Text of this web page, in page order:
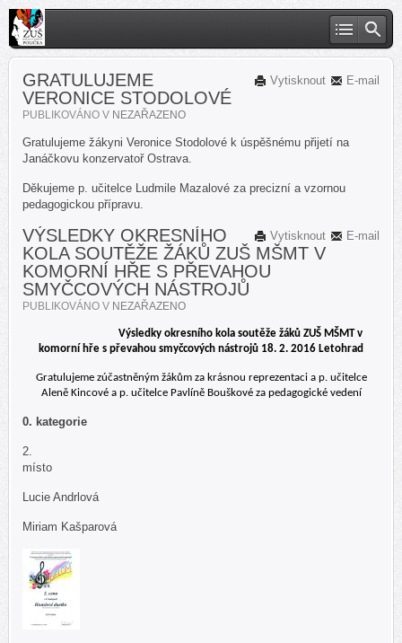
E-mail
Vytisknout
GRATULUJEME
VERONICE STODOLOVÉ
PUBLIKOVÁNO V NEZAŘAZENO
Gratulujeme žákyni Veronice Stodolové k úspěšnému přijetí na
Janáčkovu konzervatoř Ostrava.
Děkujeme p. učitelce Ludmile Mazalové za precizní a vzornou
pedagogickou přípravu.
E-mail
Vytisknout
VÝSLEDKY OKRESNÍHO
KOLA SOUTĚŽE ŽÁKŮ ZUŠ MŠMT V
KOMORNÍ HŘE S PŘEVAHOU
SMYČCOVÝCH NÁSTROJŮ
PUBLIKOVÁNO V NEZAŘAZENO
Výsledky okresního kola soutěže žáků ZUŠ MŠMT v
komorní hře s převahou smyčcových nástrojů 18. 2. 2016 Letohrad
Gratulujeme zúčastněným žákům za krásnou reprezentaci a p. učitelce
Aleně Kincové a p. učitelce Pavlíně Bouškové za pedagogické vedení
0. kategorie
2.
místo
Lucie Andrlová
Miriam Kašparová